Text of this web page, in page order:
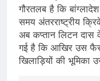
गौरतलब है कि
समय अंतरराष्ट्रीय
अब कप्तान लिटन
गई है कि आखिर उस
खिलाड़ियों की भूमिका